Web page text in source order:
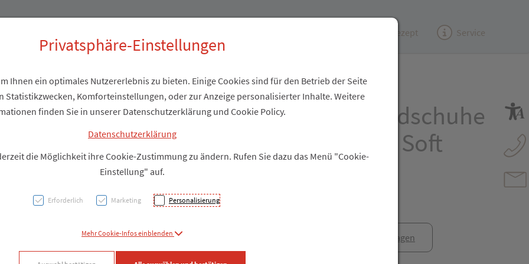
(e)Rezept Service
Untersuchungshandschuhe
Latex Unsteril Peha Soft
Puderfrei L 100st
PZN: 2010818
Rezept anfragen
Privatsphäre-Einstellungen
Ihnen ein optimales Nutzererlebnis zu bieten. Einige Cookies sind für den Betrieb der Seite
Statistikzwecken, Komforteinstellungen, oder zur Anzeige personalisierter Inhalte. Weitere
finden Sie in unserer Datenschutzerklärung und Cookie Policy.
Datenschutzerklärung
die Möglichkeit ihre Cookie-Zustimmung zu ändern. Rufen Sie dazu das Menü "Cookie-
Einstellung" auf.
Erforderlich Marketing Personalisierung
Mehr Cookie-Infos einblenden